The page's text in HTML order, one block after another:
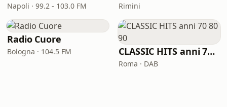
Napoli · 99.2 - 103.0 FM Rimini
Radio Cuore
Bologna · 104.5 FM CLASSIC HITS anni 70 80 90
Roma · DAB